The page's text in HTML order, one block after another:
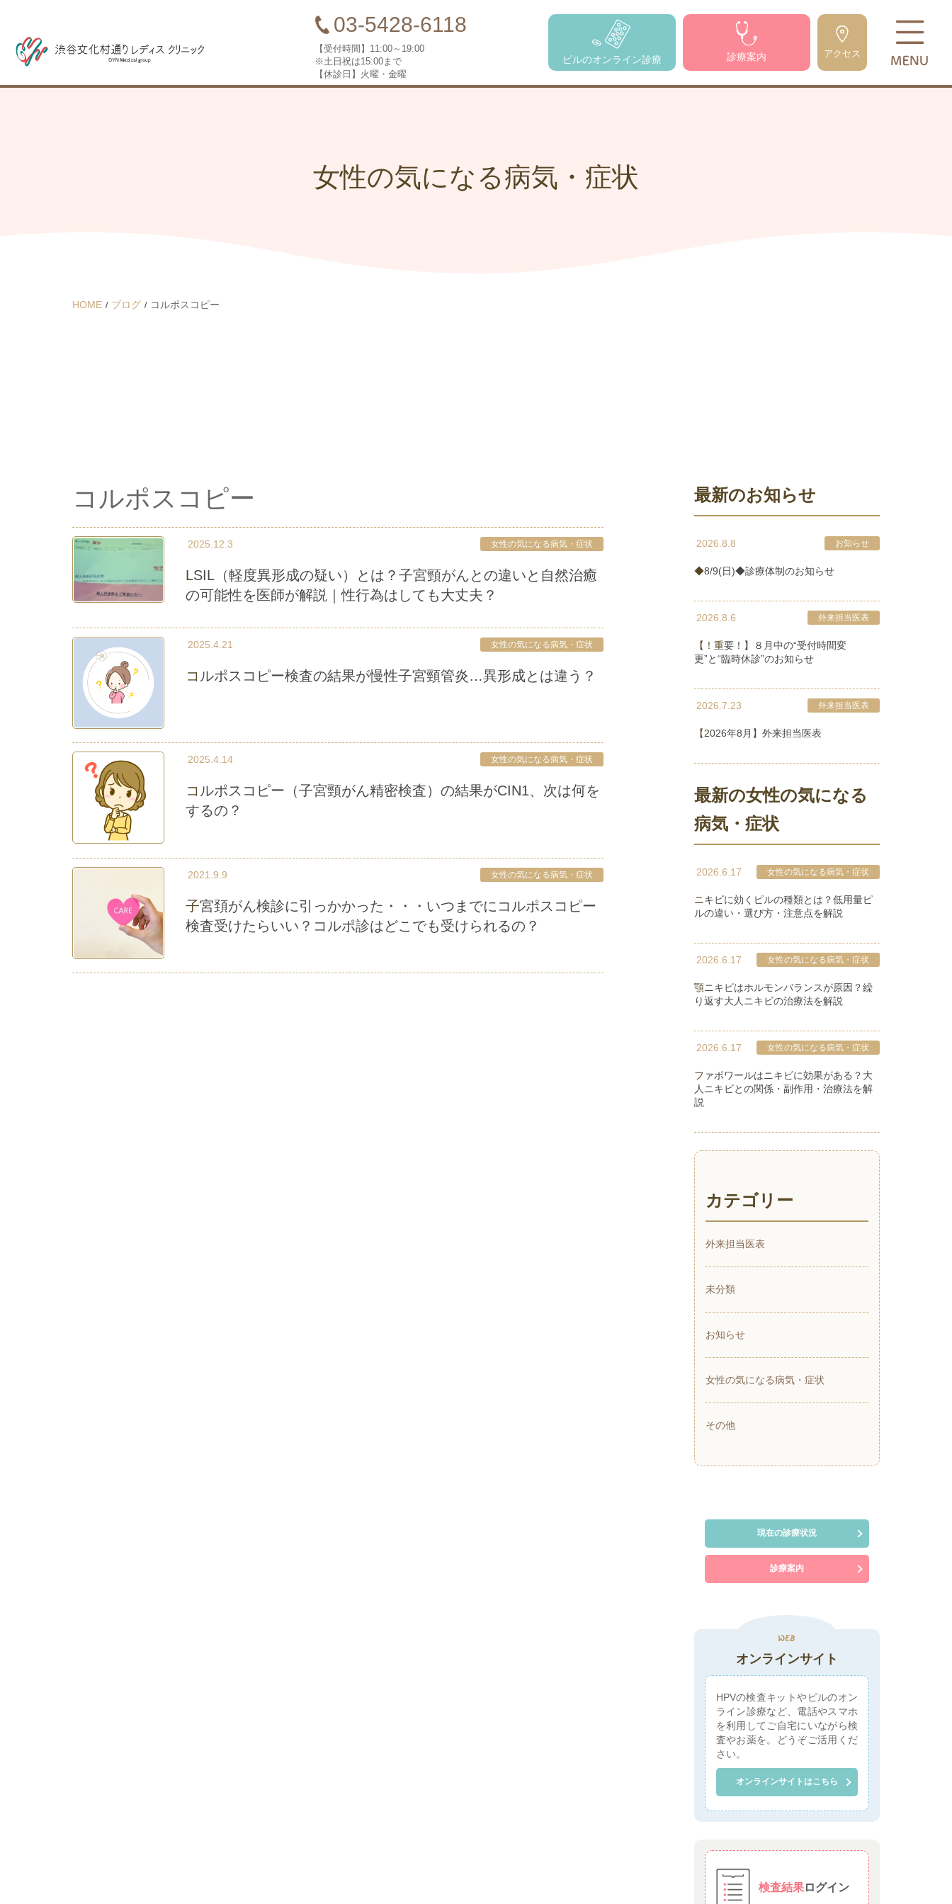
03-5428-6118
【受付時間】 11:00～19:00
※土日祝は15:00まで
【休診日】 火曜・金曜
ピルのオンライン診療 診療案内 アクセス
女性の気になる病気・症状
HOME ブログ コルポスコピー
コルポスコピー
2025.12.3 女性の気になる病気・症状
LSIL（軽度異形成の疑い）とは？子宮頸がんとの違いと自然治癒
の可能性を医師が解説｜性行為はしても大丈夫？
2025.4.21 女性の気になる病気・症状
コルポスコピー検査の結果が慢性子宮頸管炎…異形成とは違う？
2025.4.14 女性の気になる病気・症状
コルポスコピー（子宮頸がん精密検査）の結果がCIN1、次は何を
するの？
2021.9.9 女性の気になる病気・症状
子宮頚がん検診に引っかかった・・・いつまでにコルポスコピー
検査受けたらいい？コルポ診はどこでも受けられるの？
最新のお知らせ
2026.8.8 お知らせ
◆8/9(日)◆診療体制のお知らせ
2026.8.6 外来担当医表
【！重要！】８月中の“受付時間変
更”と“臨時休診”のお知らせ
2026.7.23 外来担当医表
【2026年8月】外来担当医表
最新の女性の気になる
病気・症状
2026.6.17 女性の気になる病気・症状
ニキビに効くピルの種類とは？低用量ピ
ルの違い・選び方・注意点を解説
2026.6.17 女性の気になる病気・症状
顎ニキビはホルモンバランスが原因？繰
り返す大人ニキビの治療法を解説
2026.6.17 女性の気になる病気・症状
ファボワールはニキビに効果がある？大
人ニキビとの関係・副作用・治療法を解
説
カテゴリー
外来担当医表
未分類
お知らせ
女性の気になる病気・症状
その他
現在の診療状況
診療案内
オンラインサイト
HPVの検査キットやピルのオン
ライン診療など、電話やスマホ
を利用してご自宅にいながら検
査やお薬を。どうぞご活用くだ
さい。
オンラインサイトはこちら
検査結果ログイン